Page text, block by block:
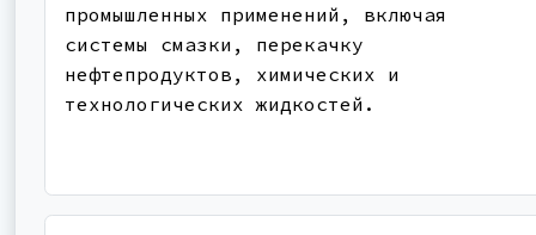
промышленных применений, включая
системы смазки, перекачку
нефтепродуктов, химических и
технологических жидкостей.